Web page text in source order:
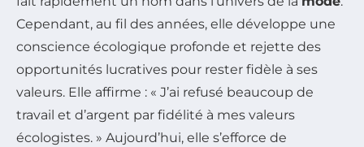
Cependant, au fil des années, elle développe une
conscience écologique profonde et rejette des
opportunités lucratives pour rester fidèle à ses
valeurs. Elle affirme : « J’ai refusé beaucoup de
travail et d’argent par fidélité à mes valeurs
écologistes. » Aujourd’hui, elle s’efforce de